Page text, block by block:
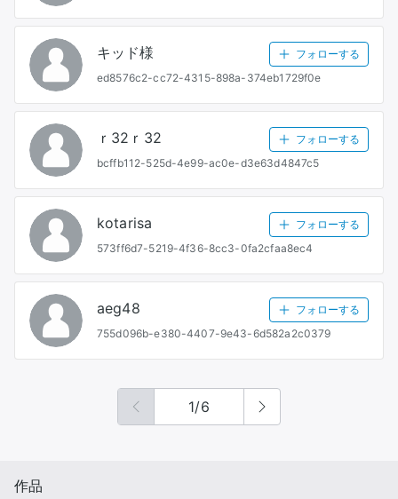
キッド様
フォローする
ed8576c2-cc72-4315-898a-374eb1729f0e
ｒ32ｒ32
フォローする
bcffb112-525d-4e99-ac0e-d3e63d4847c5
kotarisa
フォローする
573ff6d7-5219-4f36-8cc3-0fa2cfaa8ec4
aeg48
フォローする
755d096b-e380-4407-9e43-6d582a2c0379
1/6
作品